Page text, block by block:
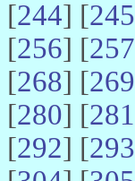
[244] [245
[256] [257
[268] [269
[280] [281
[292] [293